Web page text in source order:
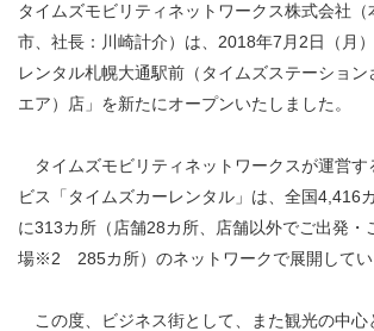
タイムズモビリティネットワークス株式会社（
市、社長：川崎計介）は、2018年7月2日（月
レンタル札幌大通駅前（タイムズステーション
エア）店」を新たにオープンいたしました。
タイムズモビリティネットワークスが運営す
ビス「タイムズカーレンタル」は、全国4,416
に313カ所（店舗28カ所、店舗以外でご出発・
場※2 285カ所）のネットワークで展開してい
この度、ビジネス街として、また観光の中心